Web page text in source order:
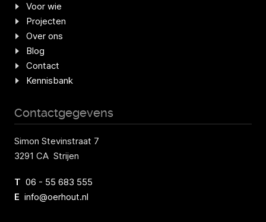
Voor wie
Projecten
Over ons
Blog
Contact
Kennisbank
Contactgegevens
Simon Stevinstraat 7
3291 CA Strijen
T 06 - 55 683 555
E info@oerhout.nl